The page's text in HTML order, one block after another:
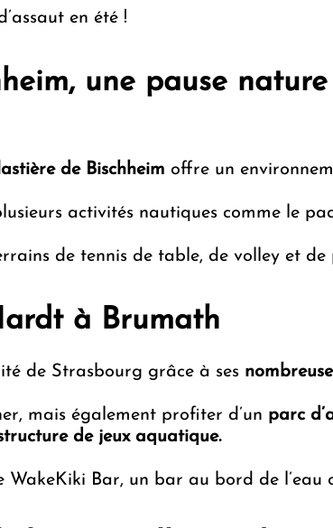
en été !
une pause
de Bischheim offre un
activités nautiques comme le
de tennis de table, de volley et de
à Brumath
de Strasbourg grâce à ses
mais également profiter d’un parc
de jeux aquatique.
WakeKiki Bar, un bar au bord de